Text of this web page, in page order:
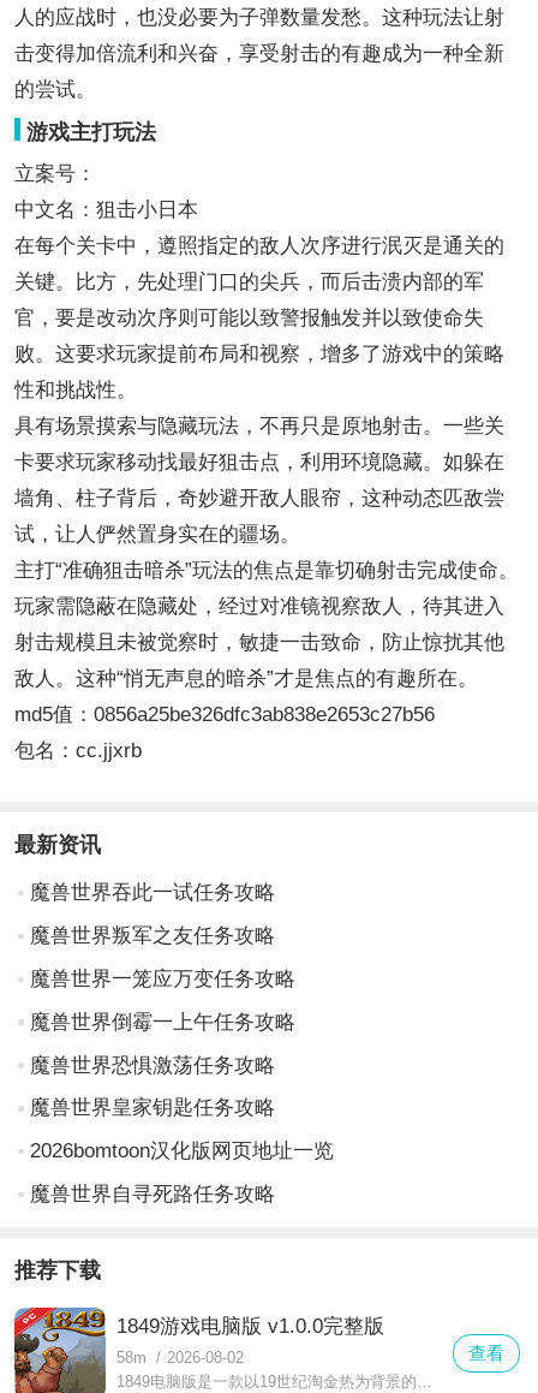
人的应战时，也没必要为子弹数量发愁。这种玩法让射
击变得加倍流利和兴奋，享受射击的有趣成为一种全新
的尝试。
游戏主打玩法
立案号：
中文名：狙击小日本
在每个关卡中，遵照指定的敌人次序进行泯灭是通关的
关键。比方，先处理门口的尖兵，而后击溃内部的军
官，要是改动次序则可能以致警报触发并以致使命失
败。这要求玩家提前布局和视察，增多了游戏中的策略
性和挑战性。
具有场景摸索与隐藏玩法，不再只是原地射击。一些关
卡要求玩家移动找最好狙击点，利用环境隐藏。如躲在
墙角、柱子背后，奇妙避开敌人眼帘，这种动态匹敌尝
试，让人俨然置身实在的疆场。
主打“准确狙击暗杀”玩法的焦点是靠切确射击完成使命。
玩家需隐蔽在隐藏处，经过对准镜视察敌人，待其进入
射击规模且未被觉察时，敏捷一击致命，防止惊扰其他
敌人。这种“悄无声息的暗杀”才是焦点的有趣所在。
md5值：0856a25be326dfc3ab838e2653c27b56
包名：cc.jjxrb
最新资讯
魔兽世界吞此一试任务攻略
魔兽世界叛军之友任务攻略
魔兽世界一笼应万变任务攻略
魔兽世界倒霉一上午任务攻略
魔兽世界恐惧激荡任务攻略
魔兽世界皇家钥匙任务攻略
2026bomtoon汉化版网页地址一览
魔兽世界自寻死路任务攻略
推荐下载
1849游戏电脑版 v1.0.0完整版
58m / 2026-08-02
1849电脑版是一款以19世纪淘金热为背景的模拟经营游戏，玩家将扮演一位矿场管理者，在1849年的加州荒野中建立自己的采矿帝国。游戏融合了资源管理、城镇建设与策略决策，你需要合理分配人力、购买设备、抵御风险，最终实现财富积累。真实的天气系统与随机事件让每一局都充满挑战，细腻的像素画风与复古配乐营造出浓厚的历史氛围。无论是经营爱好者还是历史迷，都能在这款游戏中找到乐趣。
查看